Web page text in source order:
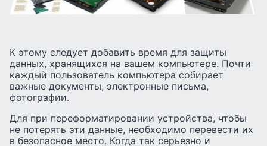
К этому следует добавить время для защиты
данных, хранящихся на вашем компьютере. Почти
каждый пользователь компьютера собирает
важные документы, электронные письма,
фотографии.
Для при переформатировании устройства, чтобы
не потерять эти данные, необходимо перевести их
в безопасное место. Когда так серьезно и